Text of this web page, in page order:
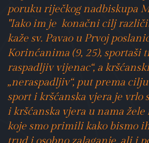
poruku riječkog nadbiskupa
"Iako im je konačni cilj
kaže sv. Pavao u Prvoj
Korinćanima (9, 25), sportaši
raspadljiv vijenac“, a
„neraspadljiv“, put prema
sport i kršćanska vjera je vrlo
i kršćanska vjera u nama
koje smo primili kako bismo